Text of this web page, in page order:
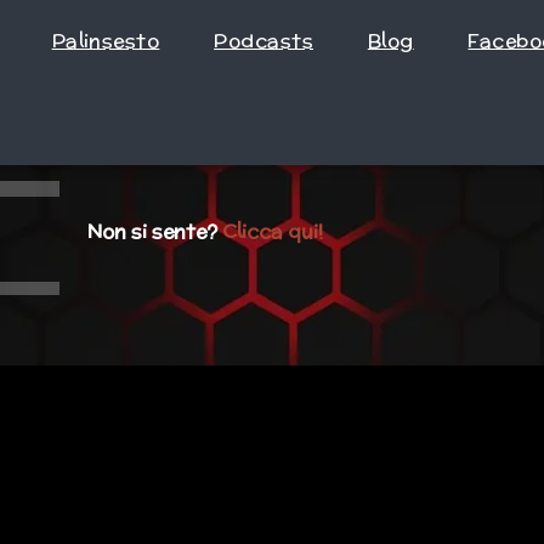
Palinsesto Podcasts Blog
Non si sente?Clicca qui!